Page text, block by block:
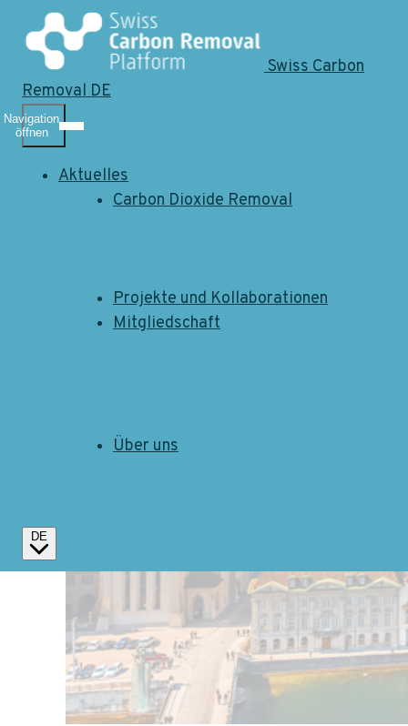
Swiss Carbon
Removal DE
Navigation
öffnen
Aktuelles
Carbon Dioxide Removal
Projekte und Kollaborationen
Mitgliedschaft
Über uns
DE
Event
Climate Week Zürich